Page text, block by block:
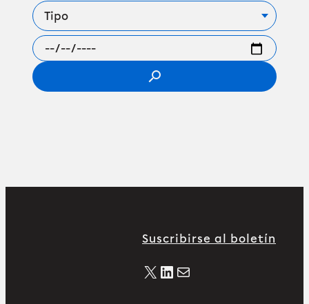
search
Suscribirse al boletín
X LinkedIn Correo electrónico